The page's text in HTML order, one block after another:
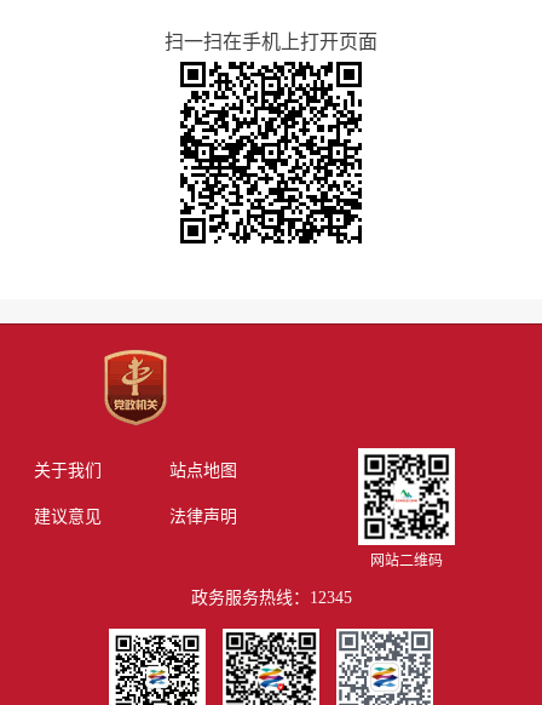
扫一扫在手机上打开页面
关于我们 站点地图
建议意见 法律声明
网站二维码
政务服务热线：12345